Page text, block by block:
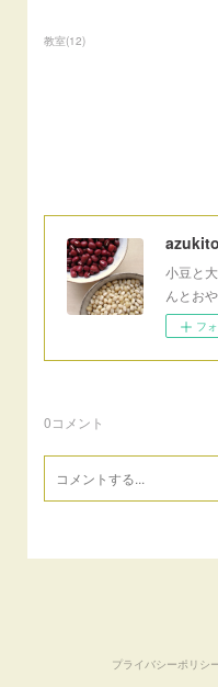
教室(12)
小豆と
んとお
フ
0コメント
プライバシーポリシ